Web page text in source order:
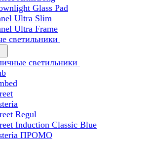
Glass Pad
Ultra Slim
Ultra Frame
светильники
светильники
Regul
Induction Classic Blue
ПРОМО